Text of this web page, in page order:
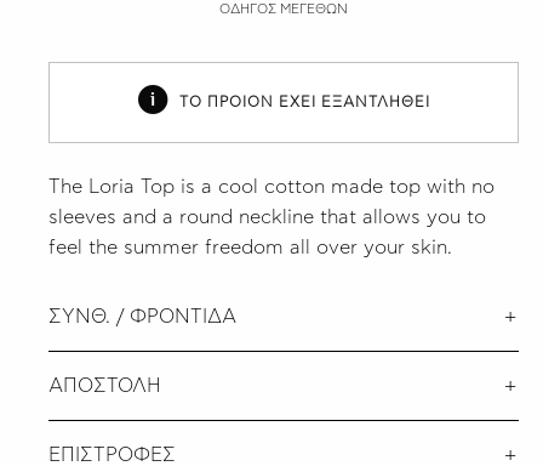
ΟΔΗΓΟΣ ΜΕΓΕΘΩΝ
ΤΟ ΠΡΟΙΟΝ ΕΧΕΙ ΕΞΑΝΤΛΗΘΕΙ
The Loria Top is a cool cotton made top with no
sleeves and a round neckline that allows you to
feel the summer freedom all over your skin.
ΣΥΝΘ. / ΦΡΟΝΤΙΔΑ
ΑΠΟΣΤΟΛΗ
ΕΠΙΣΤΡΟΦΕΣ